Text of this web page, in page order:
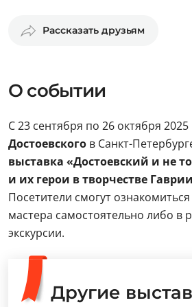
Рассказать друзьям
О событии
С 23 сентября по 26 октября 2025
Достоевского в Санкт-
выставка «Достоевский и не
и их герои в творчестве
Посетители смогут
мастера самостоятельно либо в
экскурсии.
Другие